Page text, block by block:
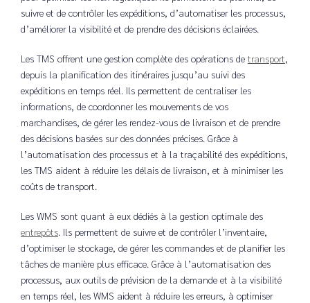
suivre et de contrôler les expéditions, d’automatiser les processus,
d’améliorer la visibilité et de prendre des décisions éclairées.
Les TMS offrent une gestion complète des opérations de transport,
depuis la planification des itinéraires jusqu’au suivi des
expéditions en temps réel. Ils permettent de centraliser les
informations, de coordonner les mouvements de vos
marchandises, de gérer les rendez-vous de livraison et de prendre
des décisions basées sur des données précises. Grâce à
l’automatisation des processus et à la traçabilité des expéditions,
les TMS aident à réduire les délais de livraison, et à minimiser les
coûts de transport.
Les WMS sont quant à eux dédiés à la gestion optimale des
entrepôts. Ils permettent de suivre et de contrôler l’inventaire,
d’optimiser le stockage, de gérer les commandes et de planifier les
tâches de manière plus efficace. Grâce à l’automatisation des
processus, aux outils de prévision de la demande et à la visibilité
en temps réel, les WMS aident à réduire les erreurs, à optimiser